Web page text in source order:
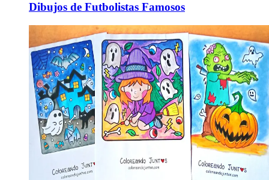
Dibujos de Futbolistas Famosos